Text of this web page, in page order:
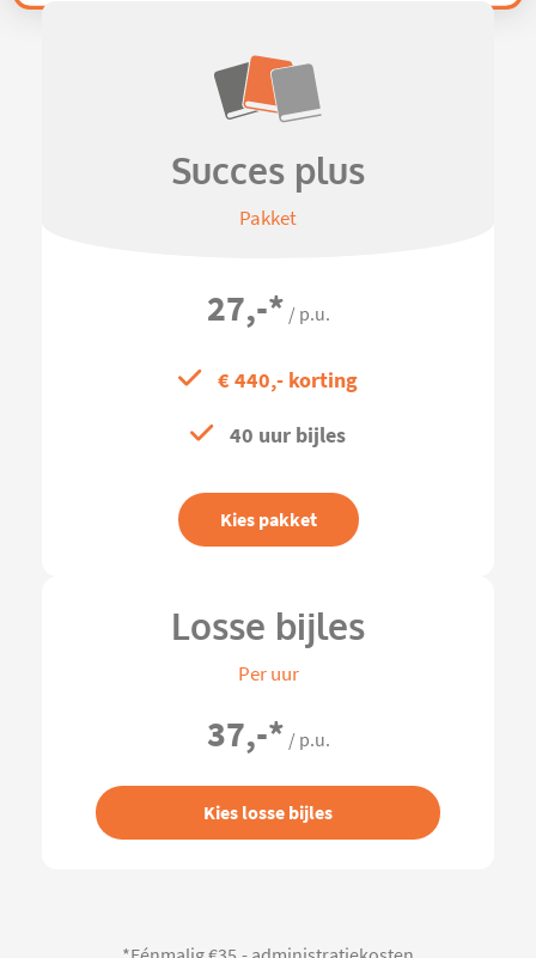
Succes plus
Pakket
27,-* / p.u.
€ 440,- korting
40 uur bijles
Kies pakket
Losse bijles
Per uur
37,-* / p.u.
Kies losse bijles